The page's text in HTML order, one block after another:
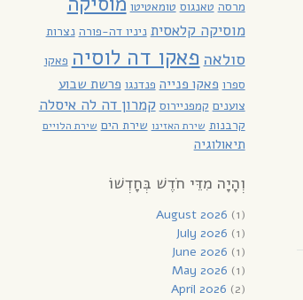
מרסה טאנגוס טומאטיטו
מוסיקה קלאסית ניניו דה-פורה נצרות
סולאה פאקו דה לוסיה פאקו
ספרו פאקו פנייה פנדנגו פרשת שבוע
צוענים קמפניירוס קמרון דה לה איסלה
קרבנות שירת האזינו שירת הים שירת הלויים
תיאולוגיה
וְהָיָה מִדֵּי חֹדֶשׁ בְּחָדְשׁוֹ
August 2026 (1)
July 2026 (1)
June 2026 (1)
May 2026 (1)
April 2026 (2)